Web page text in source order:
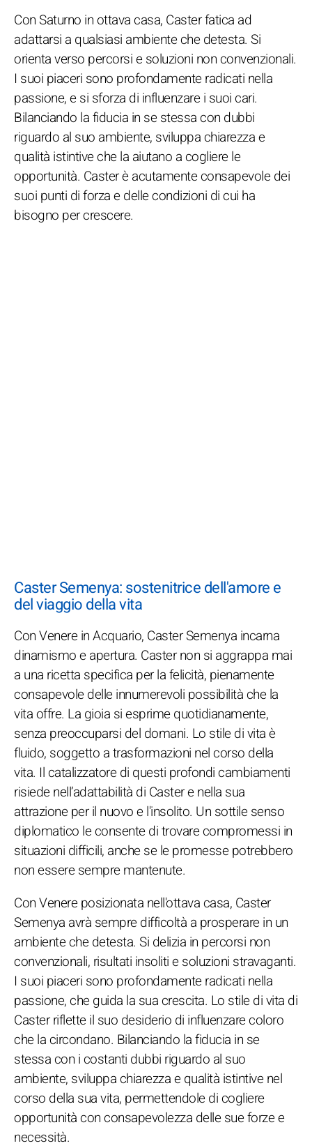
Con Saturno in ottava casa, Caster fatica ad
adattarsi a qualsiasi ambiente che detesta. Si
orienta verso percorsi e soluzioni non convenzionali.
I suoi piaceri sono profondamente radicati nella
passione, e si sforza di influenzare i suoi cari.
Bilanciando la fiducia in se stessa con dubbi
riguardo al suo ambiente, sviluppa chiarezza e
qualità istintive che la aiutano a cogliere le
opportunità. Caster è acutamente consapevole dei
suoi punti di forza e delle condizioni di cui ha
bisogno per crescere.
Caster Semenya: sostenitrice dell'amore e
del viaggio della vita
Con Venere in Acquario, Caster Semenya incarna
dinamismo e apertura. Caster non si aggrappa mai
a una ricetta specifica per la felicità, pienamente
consapevole delle innumerevoli possibilità che la
vita offre. La gioia si esprime quotidianamente,
senza preoccuparsi del domani. Lo stile di vita è
fluido, soggetto a trasformazioni nel corso della
vita. Il catalizzatore di questi profondi cambiamenti
risiede nell’adattabilità di Caster e nella sua
attrazione per il nuovo e l'insolito. Un sottile senso
diplomatico le consente di trovare compromessi in
situazioni difficili, anche se le promesse potrebbero
non essere sempre mantenute.
Con Venere posizionata nell'ottava casa, Caster
Semenya avrà sempre difficoltà a prosperare in un
ambiente che detesta. Si delizia in percorsi non
convenzionali, risultati insoliti e soluzioni stravaganti.
I suoi piaceri sono profondamente radicati nella
passione, che guida la sua crescita. Lo stile di vita di
Caster riflette il suo desiderio di influenzare coloro
che la circondano. Bilanciando la fiducia in se
stessa con i costanti dubbi riguardo al suo
ambiente, sviluppa chiarezza e qualità istintive nel
corso della sua vita, permettendole di cogliere
opportunità con consapevolezza delle sue forze e
necessità.